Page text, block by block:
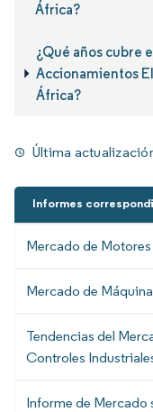
África?
¿Qué años cubre
Accionamientos
África?
Última
Informes
Mercado de
Mercado de
Tendencias del
Controles
Informe de Mercado